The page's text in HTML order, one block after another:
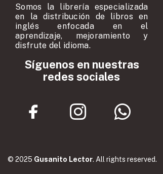
Somos la librería especializada
en la distribución de libros en
inglés enfocada en el
aprendizaje, mejoramiento y
disfrute del idioma.
Síguenos en nuestras
redes sociales
© 2025 Gusanito Lector. All rights reserved.